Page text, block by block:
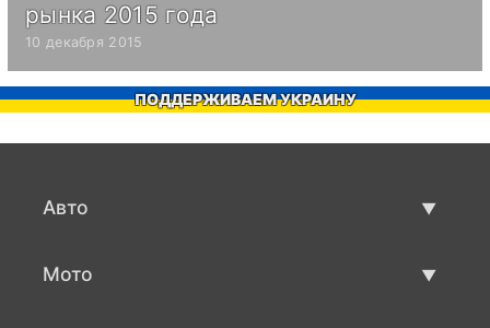
рынка 2015 года
10 декабря 2015
ПОДДЕРЖИВАЕМ УКРАИНУ
Авто
Мото